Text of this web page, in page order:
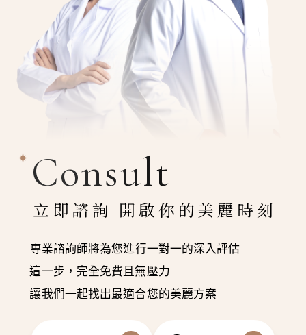
Consult
立即諮詢 開啟你的美麗時刻
專業諮詢師將為您進行一對一的深入評估
這一步，完全免費且無壓力
讓我們一起找出最適合您的美麗方案